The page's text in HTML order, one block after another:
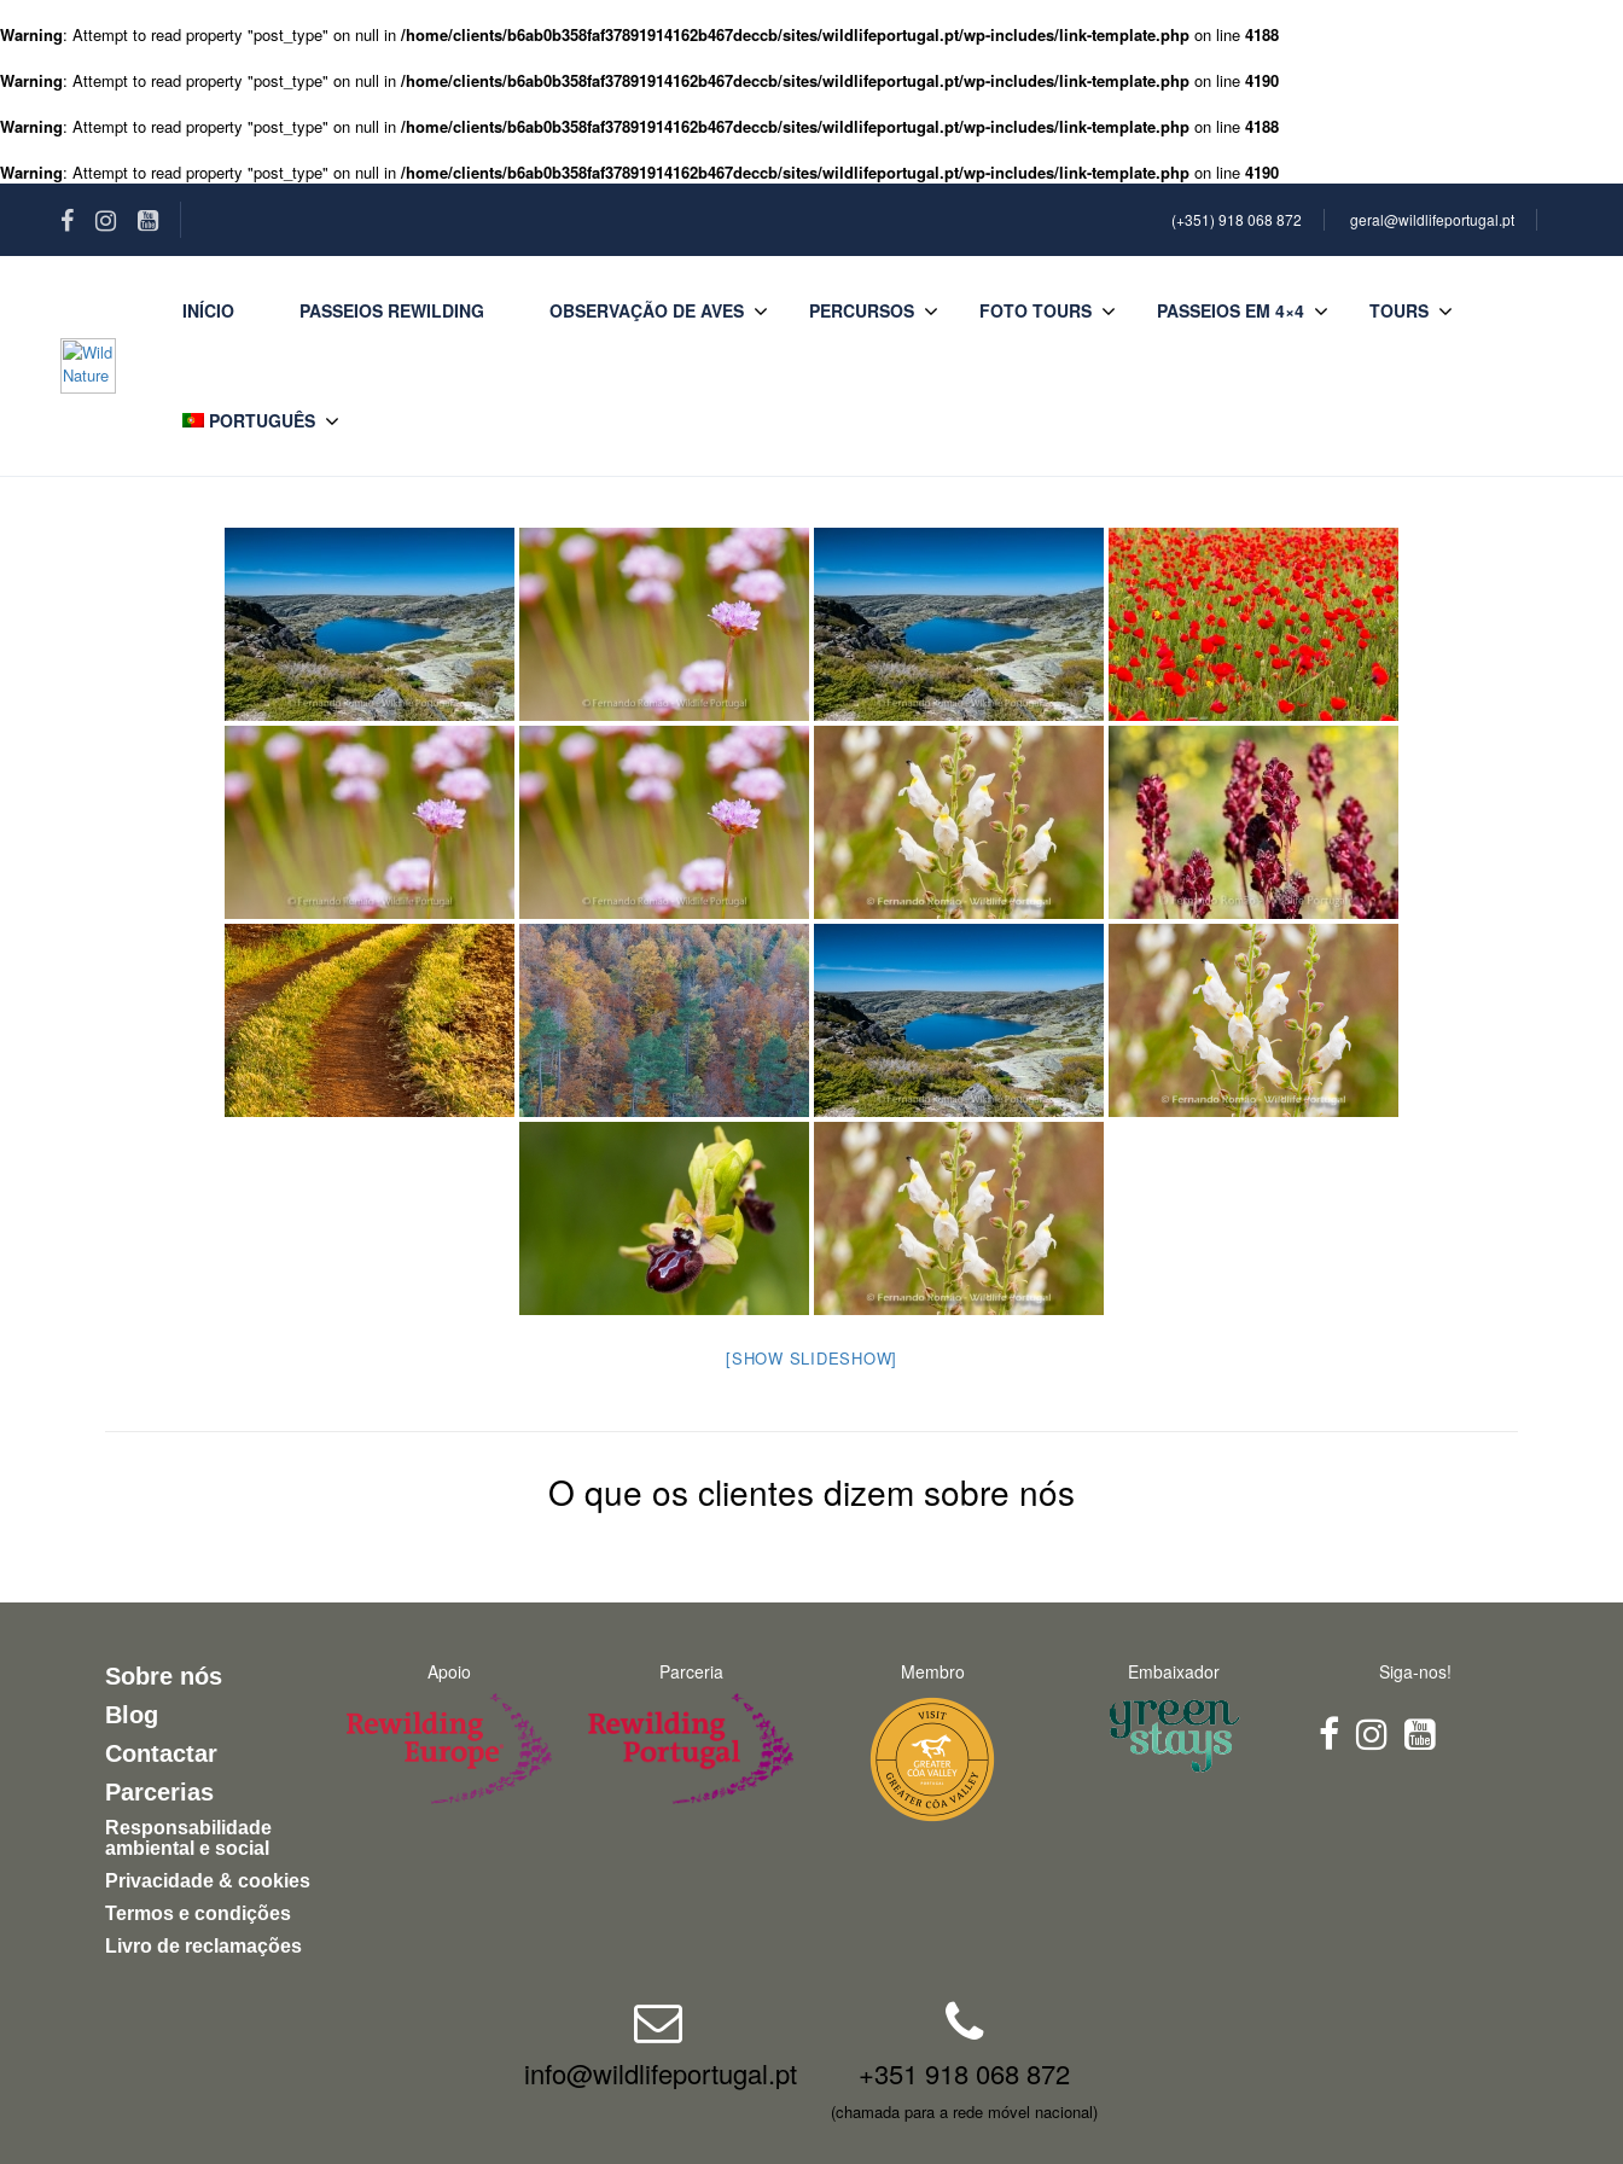
Warning: Attempt to read property "post_type" on null in /home/clients/b6ab0b358faf37891914162b467deccb/sites/wildlifeportugal.pt/wp-includes/link-template.php on line 4188
Warning: Attempt to read property "post_type" on null in /home/clients/b6ab0b358faf37891914162b467deccb/sites/wildlifeportugal.pt/wp-includes/link-template.php on line 4190
Warning: Attempt to read property "post_type" on null in /home/clients/b6ab0b358faf37891914162b467deccb/sites/wildlifeportugal.pt/wp-includes/link-template.php on line 4188
Warning: Attempt to read property "post_type" on null in /home/clients/b6ab0b358faf37891914162b467deccb/sites/wildlifeportugal.pt/wp-includes/link-template.php on line 4190
(+351) 918 068 872 geral@wildlifeportugal.pt
INÍCIO PASSEIOS REWILDING OBSERVAÇÃO DE AVES PERCURSOS FOTO TOURS PASSEIOS EM 4×4 TOURS
PORTUGUÊS
[SHOW SLIDESHOW]
O que os clientes dizem sobre nós
Sobre nós
Blog
Contactar
Parcerias
Responsabilidade
ambiental e social
Privacidade & cookies
Termos e condições
Livro de reclamações
Apoio Parceria Membro Embaixador Siga-nos!
info@wildlifeportugal.pt +351 918 068 872
(chamada para a rede móvel nacional)